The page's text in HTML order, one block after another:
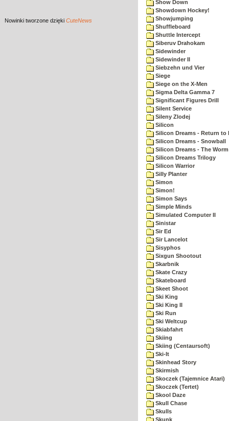
Nowinki tworzone dzięki CuteNews
Show Down
Showdown Hockey!
Showjumping
Shuffleboard
Shuttle Intercept
Siberuv Drahokam
Sidewinder
Sidewinder II
Siebzehn und Vier
Siege
Siege on the X-Men
Sigma Delta Gamma 7
Significant Figures Drill
Silent Service
Sileny Zlodej
Silicon
Silicon Dreams - Return to
Silicon Dreams - Snowball
Silicon Dreams - The
Silicon Dreams Trilogy
Silicon Warrior
Silly Planter
Simon
Simon!
Simon Says
Simple Minds
Simulated Computer II
Sinistar
Sir Ed
Sir Lancelot
Sisyphos
Sixgun Shootout
Skarbnik
Skate Crazy
Skateboard
Skeet Shoot
Ski King
Ski King II
Ski Run
Ski Weltcup
Skiabfahrt
Skiing
Skiing (Centaursoft)
Ski-It
Skinhead Story
Skirmish
Skoczek (Tajemnice Atari)
Skoczek (Tertet)
Skool Daze
Skull Chase
Skulls
Skunk